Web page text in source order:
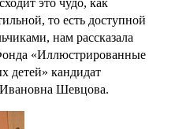
это чудо, как
то есть доступной
нам рассказала
«Иллюстрированные
детей» кандидат
Шевцова.